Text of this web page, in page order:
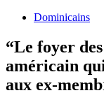
Dominicains
“Le foyer
américain
aux ex-